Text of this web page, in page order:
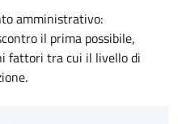
amministrativo:
il prima possibile,
fattori tra cui il livello di